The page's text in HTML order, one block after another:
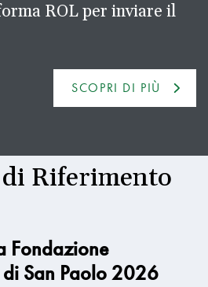
ROL per inviare il
SCOPRI DI PIÙ
Riferimento
Fondazione
San Paolo 2026